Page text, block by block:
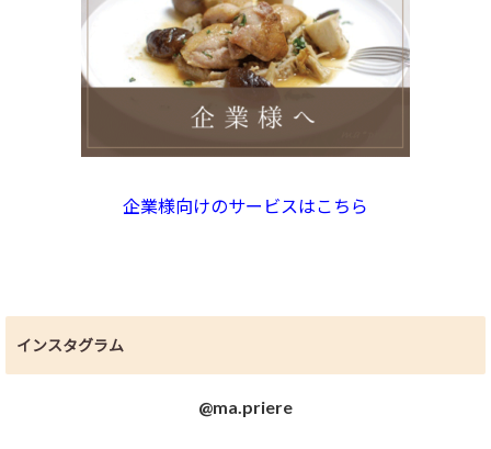
企業様向けのサービスはこちら
インスタグラム
@ma.priere